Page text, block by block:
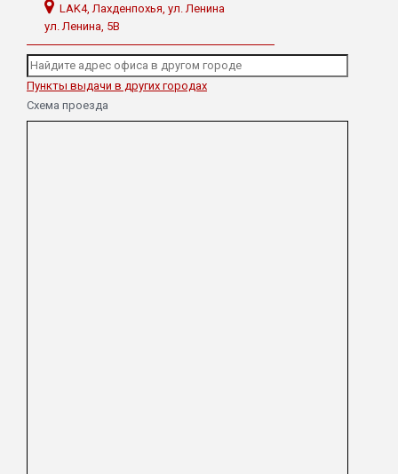
LAK4, Лахденпохья, ул. Ленина
ул. Ленина, 5В
Пункты выдачи в других городах
Схема проезда